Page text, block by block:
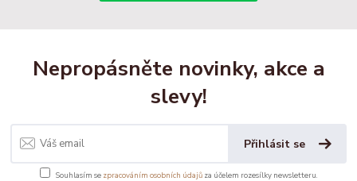
Nepropásněte novinky, akce a
slevy!
Přihlásit se
Souhlasím se zpracováním osobních údajůza účelem rozesílky newsletteru.